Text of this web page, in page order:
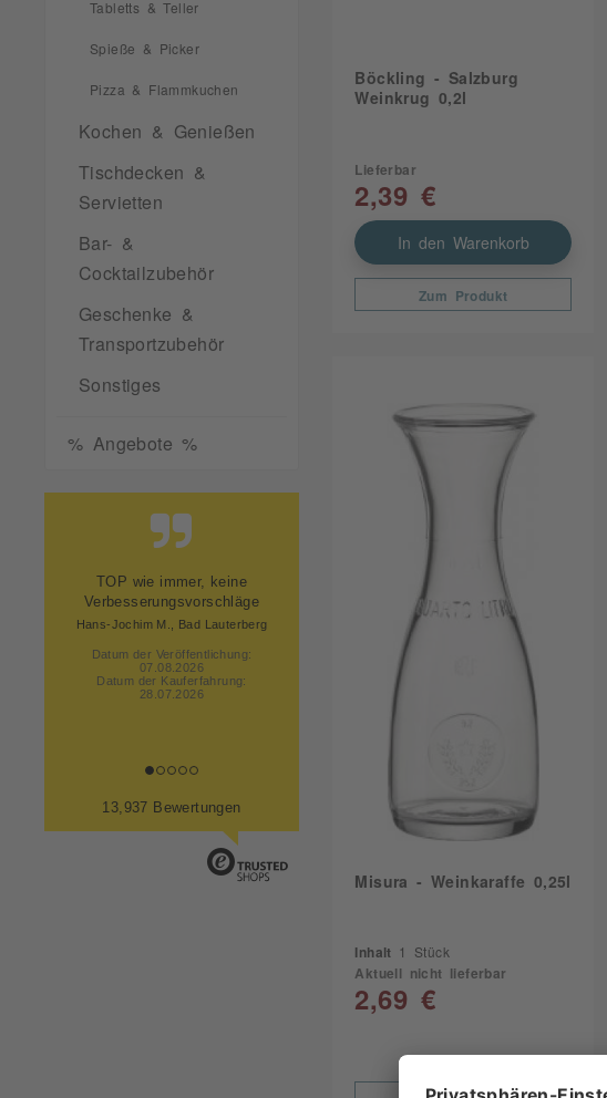
Tabletts & Teller
Spieße & Picker
Pizza & Flammkuchen
Kochen & Genießen
Tischdecken &
Servietten
Bar- &
Cocktailzubehör
Geschenke &
Transportzubehör
Sonstiges
% Angebote %
Preis, schnelle Lieferung und
super Verpackung.
Andreas O., Herren Steinfeld
Datum der Veröffentlichung:
07.08.2026
Datum der Kauferfahrung:
28.07.2026
13,937 Bewertungen
Böckling - Salzburg
Weinkrug 0,2l
Lieferbar
2,39 €
In den Warenkorb
Zum Produkt
Misura - Weinkaraffe 0,25l
Inhalt 1 Stück
Aktuell nicht lieferbar
2,69 €